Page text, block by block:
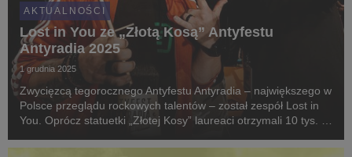
AKTUALNOŚCI
Lost in You ze „Złotą Kosą” Antyfestu
Antyradia 2025
1 grudnia 2025
Zwycięzcą tegorocznego Antyfestu Antyradia – największego w
Polsce przeglądu rockowych talentów – został zespół Lost in
You. Oprócz statuetki „Złotej Kosy” laureaci otrzymali 10 tys. zł
także wystąpią na Pol’and’Roc...